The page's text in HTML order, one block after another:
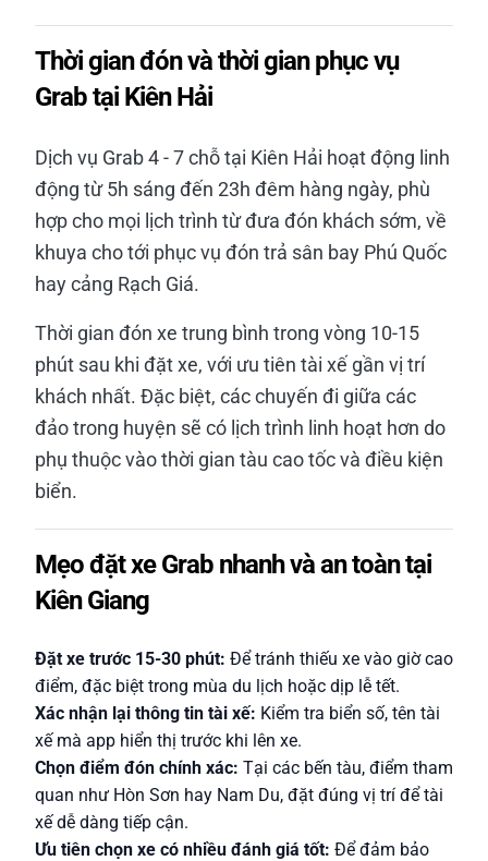
Thời gian đón và thời gian phục vụ
Grab tại Kiên Hải
Dịch vụ Grab 4 - 7 chỗ tại Kiên Hải hoạt động linh
động từ 5h sáng đến 23h đêm hàng ngày, phù
hợp cho mọi lịch trình từ đưa đón khách sớm, về
khuya cho tới phục vụ đón trả sân bay Phú Quốc
hay cảng Rạch Giá.
Thời gian đón xe trung bình trong vòng 10-15
phút sau khi đặt xe, với ưu tiên tài xế gần vị trí
khách nhất. Đặc biệt, các chuyến đi giữa các
đảo trong huyện sẽ có lịch trình linh hoạt hơn do
phụ thuộc vào thời gian tàu cao tốc và điều kiện
biển.
Mẹo đặt xe Grab nhanh và an toàn tại
Kiên Giang
Đặt xe trước 15-30 phút: Để tránh thiếu xe vào giờ cao
điểm, đặc biệt trong mùa du lịch hoặc dịp lễ tết.
Xác nhận lại thông tin tài xế: Kiểm tra biển số, tên tài
xế mà app hiển thị trước khi lên xe.
Chọn điểm đón chính xác: Tại các bến tàu, điểm tham
quan như Hòn Sơn hay Nam Du, đặt đúng vị trí để tài
xế dễ dàng tiếp cận.
Ưu tiên chọn xe có nhiều đánh giá tốt: Để đảm bảo